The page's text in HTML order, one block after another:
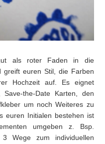
als roter Faden in die
greift euren Stil, die Farben
Hochzeit auf. Es eignet
Save-the-Date Karten, den
um noch Weiteres zu
euren Initialen bestehen ist
umgeben z. Bsp.
Wege zum individuellen